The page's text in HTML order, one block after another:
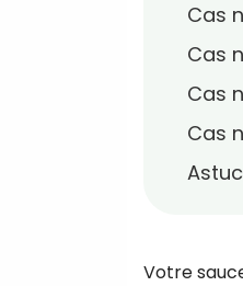
Cas
Cas
Cas
Cas
Votre